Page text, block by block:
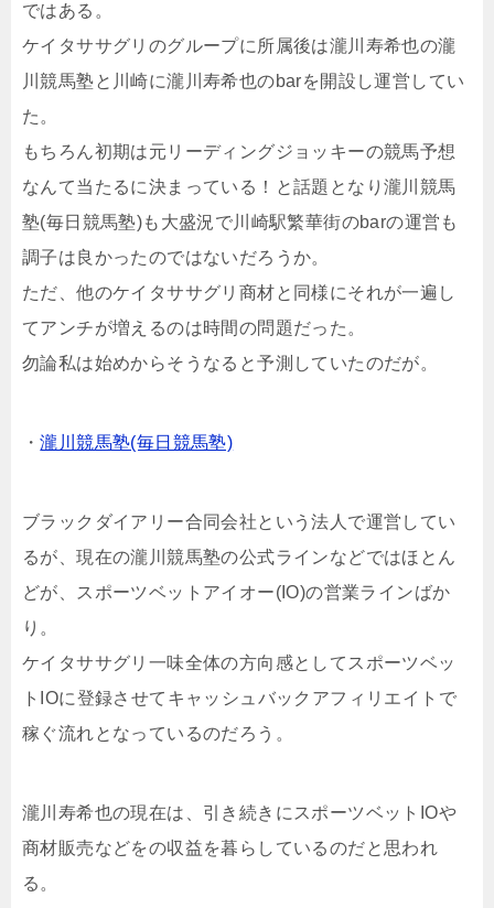
ではある。
ケイタササグリのグループに所属後は瀧川寿希也の瀧
川競馬塾と川崎に瀧川寿希也のbarを開設し運営してい
た。
もちろん初期は元リーディングジョッキーの競馬予想
なんて当たるに決まっている！と話題となり瀧川競馬
塾(毎日競馬塾)も大盛況で川崎駅繁華街のbarの運営も
調子は良かったのではないだろうか。
ただ、他のケイタササグリ商材と同様にそれが一遍し
てアンチが増えるのは時間の問題だった。
勿論私は始めからそうなると予測していたのだが。
・瀧川競馬塾(毎日競馬塾)
ブラックダイアリー合同会社という法人で運営してい
るが、現在の瀧川競馬塾の公式ラインなどではほとん
どが、スポーツベットアイオー(IO)の営業ラインばか
り。
ケイタササグリ一味全体の方向感としてスポーツベッ
トIOに登録させてキャッシュバックアフィリエイトで
稼ぐ流れとなっているのだろう。
瀧川寿希也の現在は、引き続きにスポーツベットIOや
商材販売などをの収益を暮らしているのだと思われ
る。